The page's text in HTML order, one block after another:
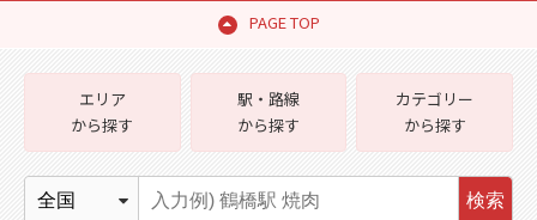
PAGE TOP
エリア
から探す
駅・路線
から探す
カテゴリー
から探す
検索